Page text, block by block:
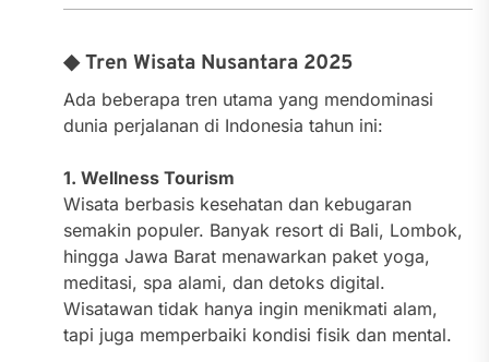
◆ Tren Wisata Nusantara 2025
Ada beberapa tren utama yang mendominasi
dunia perjalanan di Indonesia tahun ini:
1. Wellness Tourism
Wisata berbasis kesehatan dan kebugaran
semakin populer. Banyak resort di Bali, Lombok,
hingga Jawa Barat menawarkan paket yoga,
meditasi, spa alami, dan detoks digital.
Wisatawan tidak hanya ingin menikmati alam,
tapi juga memperbaiki kondisi fisik dan mental.